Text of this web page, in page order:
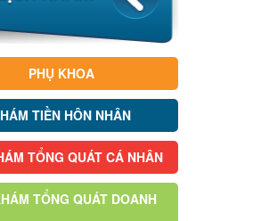
PHỤ KHOA
TIỀN HÔN NHÂN
TỔNG QUÁT CÁ NHÂN
TỔNG QUÁT DOANH